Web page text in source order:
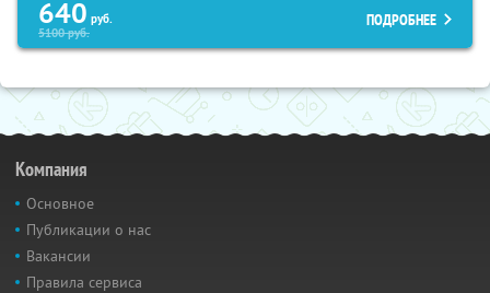
640 руб.
5100руб.
ПОДРОБНЕЕ
Компания
Основное
Публикации о нас
Вакансии
Правила сервиса